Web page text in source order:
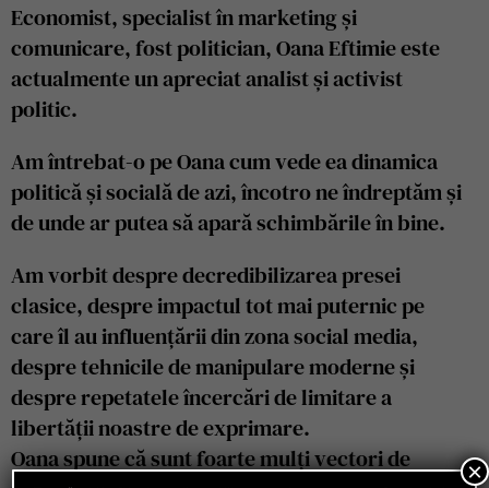
Economist, specialist în marketing și
comunicare, fost politician, Oana Eftimie este
actualmente un apreciat analist și activist
politic.
Am întrebat-o pe Oana cum vede ea dinamica
politică și socială de azi, încotro ne îndreptăm și
de unde ar putea să apară schimbările în bine.
Am vorbit despre decredibilizarea presei
clasice, despre impactul tot mai puternic pe
care îl au influențării din zona social media,
despre tehnicile de manipulare moderne și
despre repetatele încercări de limitare a
libertății noastre de exprimare.
Oana spune că sunt foarte mulți vectori de
×